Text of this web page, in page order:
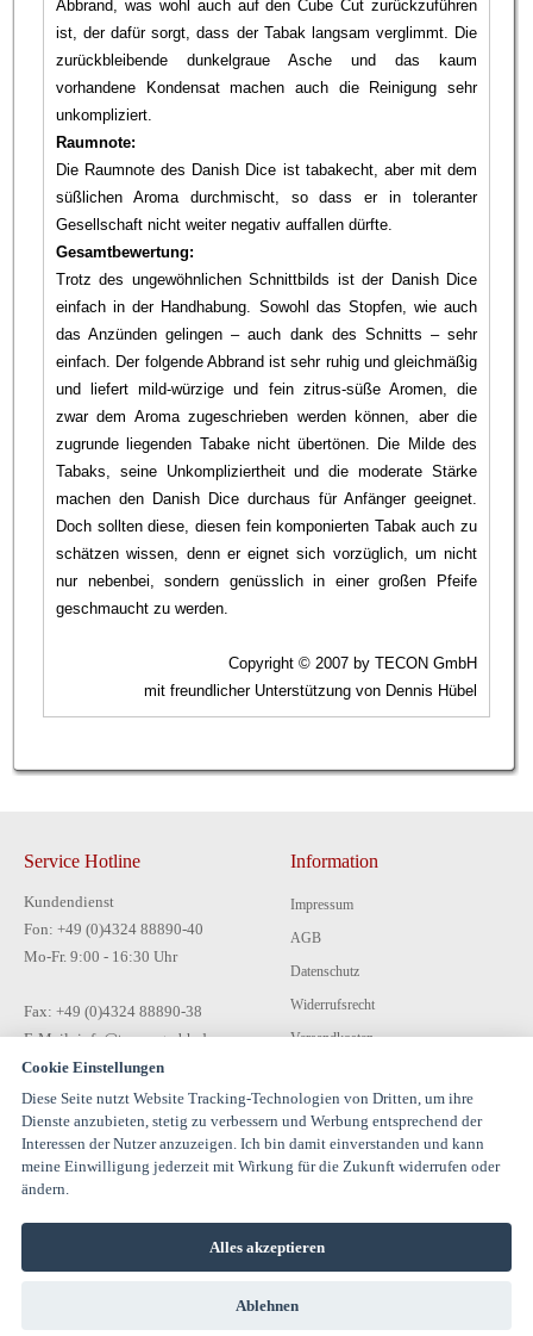
Abbrand, was wohl auch auf den Cube Cut zurückzuführen
ist, der dafür sorgt, dass der Tabak langsam verglimmt. Die
zurückbleibende dunkelgraue Asche und das kaum
vorhandene Kondensat machen auch die Reinigung sehr
unkompliziert.
Raumnote:
Die Raumnote des Danish Dice ist tabakecht, aber mit dem
süßlichen Aroma durchmischt, so dass er in toleranter
Gesellschaft nicht weiter negativ auffallen dürfte.
Gesamtbewertung:
Trotz des ungewöhnlichen Schnittbilds ist der Danish Dice
einfach in der Handhabung. Sowohl das Stopfen, wie auch
das Anzünden gelingen – auch dank des Schnitts – sehr
einfach. Der folgende Abbrand ist sehr ruhig und gleichmäßig
und liefert mild-würzige und fein zitrus-süße Aromen, die
zwar dem Aroma zugeschrieben werden können, aber die
zugrunde liegenden Tabake nicht übertönen. Die Milde des
Tabaks, seine Unkompliziertheit und die moderate Stärke
machen den Danish Dice durchaus für Anfänger geeignet.
Doch sollten diese, diesen fein komponierten Tabak auch zu
schätzen wissen, denn er eignet sich vorzüglich, um nicht
nur nebenbei, sondern genüsslich in einer großen Pfeife
geschmaucht zu werden.
Copyright © 2007 by TECON GmbH
mit freundlicher Unterstützung von Dennis Hübel
Service Hotline
Kundendienst
Fon: +49 (0)4324 88890-40
Mo-Fr. 9:00 - 16:30 Uhr
Fax: +49 (0)4324 88890-38
E-Mail: info@tecon-gmbh.de
Information
Impressum
AGB
Datenschutz
Widerrufsrecht
Versandkosten
Kontakt
Cookie Einstellungen
Diese Seite nutzt Website Tracking-Technologien von Dritten, um ihre
Dienste anzubieten, stetig zu verbessern und Werbung entsprechend der
Interessen der Nutzer anzuzeigen. Ich bin damit einverstanden und kann
meine Einwilligung jederzeit mit Wirkung für die Zukunft widerrufen oder
ändern.
Alles akzeptieren
Ablehnen